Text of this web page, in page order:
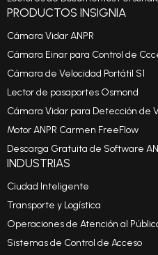
PRODUCTOS INSIGNIA
Cámara Vidar ANPR
Cámara Einar para Control de
Cámara de Velocidad Portátil S1
Lector de pasaportes Osmond
Cámara Vidar para Detección de
Motor ANPR Carmen FreeFlow
Descarga Gratuita de Software
INDUSTRIAS
Ciudad Inteligente
Transporte y Logística
Operaciones de Atención al
Sistemas de Control de Acceso